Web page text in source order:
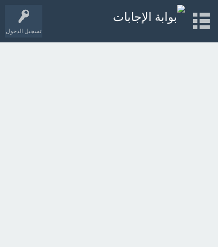
تسجيل الدخول